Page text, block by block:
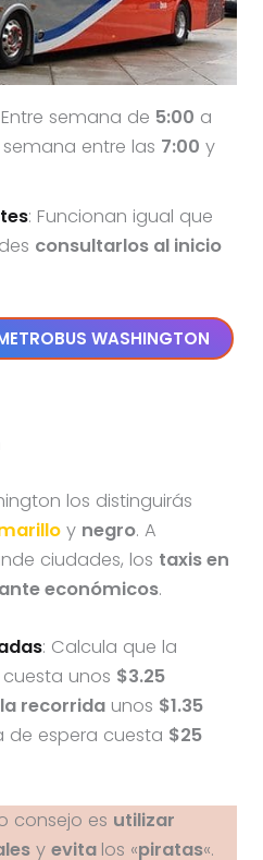
semana de 5:00 a
entre las 7:00 y
: Funcionan igual que
consultarlos al inicio
WASHINGTON
los distinguirás
y negro. A
ciudades, los taxis en
económicos.
: Calcula que la
unos $3.25
recorridaunos $1.35
de espera cuesta $25
consejo es utilizar
y evita los «piratas«.